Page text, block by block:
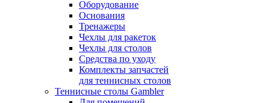
Оборудование
Основания
Тренажеры
Чехлы для ракеток
Чехлы для столов
Средства по уходу
Комплекты запчастей
для теннисных столов
Теннисные столы Gambler